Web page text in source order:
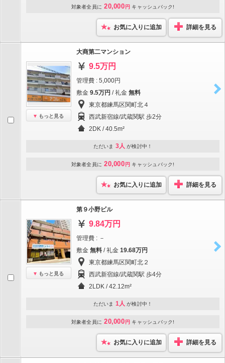
対象者全員に 20,000 円 キャッシュバック!
お気に入りに追加 詳細を見る
もっと見る
大商第二マンション
9.5万円
管理費 : 5,000円
敷金 9.5万円 / 礼金 無料
東京都練馬区関町北４
西武新宿線/武蔵関駅 歩2分
2DK / 40.5m²
ただいま 3人 が検討中！
対象者全員に 20,000 円 キャッシュバック!
お気に入りに追加 詳細を見る
もっと見る
第９小野ビル
9.84万円
管理費 : －
敷金 無料 / 礼金 19.68万円
東京都練馬区関町北２
西武新宿線/武蔵関駅 歩4分
2LDK / 42.12m²
ただいま 1人 が検討中！
対象者全員に 20,000 円 キャッシュバック!
お気に入りに追加 詳細を見る